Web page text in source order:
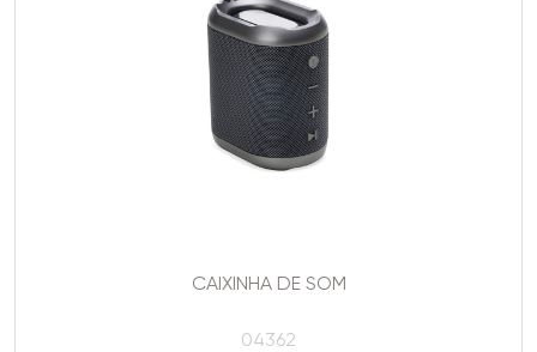
CAIXINHA DE SOM
04362